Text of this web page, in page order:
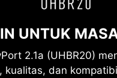
UNTUK
2.1a (UHBR20)
kualitas, dan